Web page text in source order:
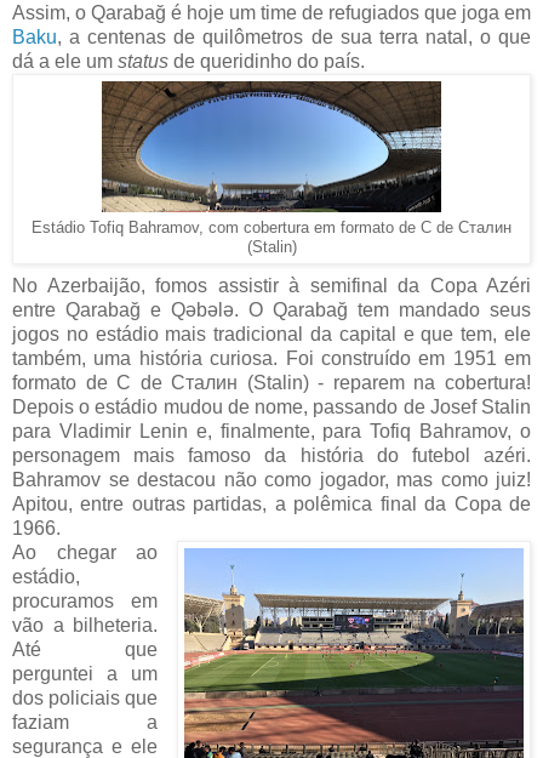
Assim, o Qarabağ é hoje um time de refugiados que joga em
Baku, a centenas de quilômetros de sua terra natal, o que
dá a ele um status de queridinho do país.
Estádio Tofiq Bahramov, com cobertura em formato de С de Cтaлин
(Stalin)
No Azerbaijão, fomos assistir à semifinal da Copa Azéri
entre Qarabağ e Qəbələ. O Qarabağ tem mandado seus
jogos no estádio mais tradicional da capital e que tem, ele
também, uma história curiosa. Foi construído em 1951 em
formato de С de Cтaлин (Stalin) - reparem na cobertura!
Depois o estádio mudou de nome, passando de Josef Stalin
para Vladimir Lenin e, finalmente, para Tofiq Bahramov, o
personagem mais famoso da história do futebol azéri.
Bahramov se destacou não como jogador, mas como juiz!
Apitou, entre outras partidas, a polêmica final da Copa de
1966.
Ao chegar ao
estádio,
procuramos em
vão a bilheteria.
Até que
perguntei a um
dos policiais que
faziam a
segurança e ele